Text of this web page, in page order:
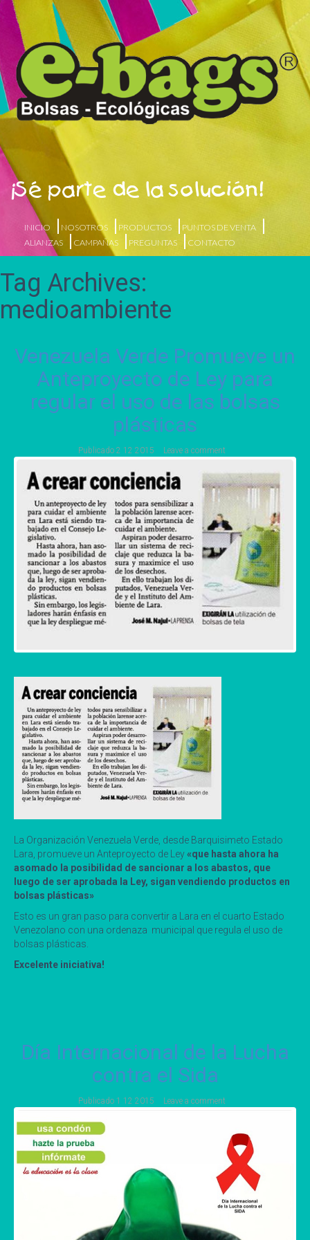
¡Sé parte de la solución!
INICIO NOSOTROS PRODUCTOS
PUNTOS DE VENTA
ALIANZAS
CAMPAÑAS PREGUNTAS CONTACTO
Tag Archives:
medioambiente
Venezuela Verde Promueve un
Anteproyecto de Ley para
regular el uso de las bolsas
plásticas
Publicado 2 12 2015 Leave a comment
La Organización Venezuela Verde, desde Barquisimeto Estado
Lara, promueve un Anteproyecto de Ley«que hasta ahora ha
asomado la posibilidad de sancionar a los abastos, que
luego de ser aprobada la Ley, sigan vendiendo productos en
bolsas plásticas»
Esto es un gran paso para convertir a Lara en el cuarto Estado
Venezolano con una ordenaza municipal que regula el uso de
bolsas plásticas.
Excelente iniciativa!
Día Internacional de la Lucha
contra el Sida
Publicado 1 12 2015 Leave a comment